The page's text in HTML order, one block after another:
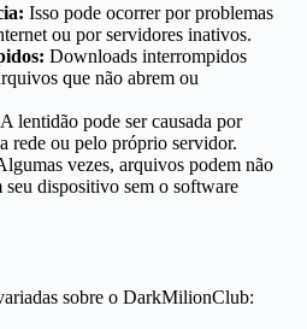
Isso pode ocorrer por problemas
ou por servidores inativos.
Downloads interrompidos
que não abrem ou
A lentidão pode ser causada por
rede ou pelo próprio servidor.
vezes, arquivos podem não
seu dispositivo sem o software
sobre o DarkMilionClub: